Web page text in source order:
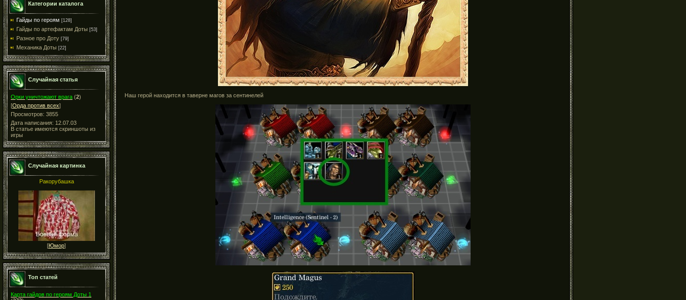
Категории каталога
Гайды по героям [128]
Гайды по артефактам Доты [53]
Разное про Доту [79]
Механика Доты [22]
Случайная статья
Орки уничтожают врага (2)
[Орда против всех]
Просмотров: 3855
Дата написания: 12.07.03
В статье имеются скриншоты из
игры
Случайная картинка
Ракорубашка
[Юмор]
Топ статей
Карта гайдов по героям Доты 1
Наш герой находится в таверне магов за сентинелей